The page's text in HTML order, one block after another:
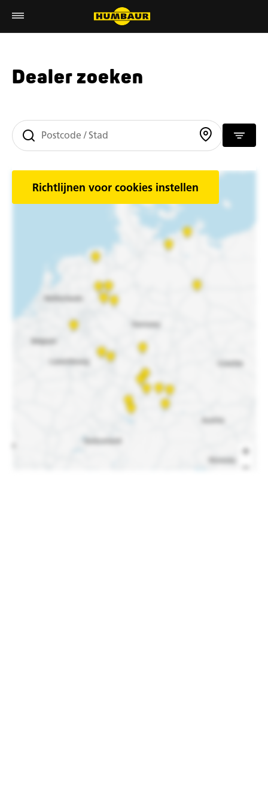
Dealer zoeken
Richtlijnen voor cookies instellen